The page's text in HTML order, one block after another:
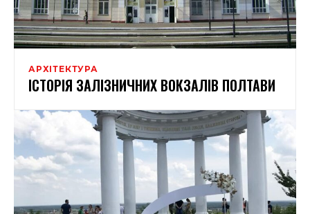
АРХІТЕКТУРА
ІСТОРІЯ ЗАЛІЗНИЧНИХ ВОКЗАЛІВ ПОЛТАВИ